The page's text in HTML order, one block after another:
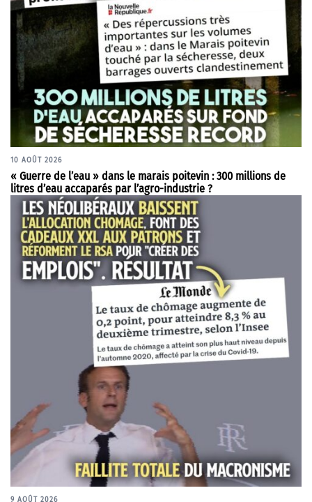
10 AOÛT 2026
« Guerre de l’eau » dans le marais poitevin : 300 millions de
litres d’eau accaparés par l’agro-industrie ?
9 AOÛT 2026